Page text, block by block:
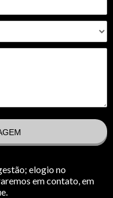
elogio no
em contato, em